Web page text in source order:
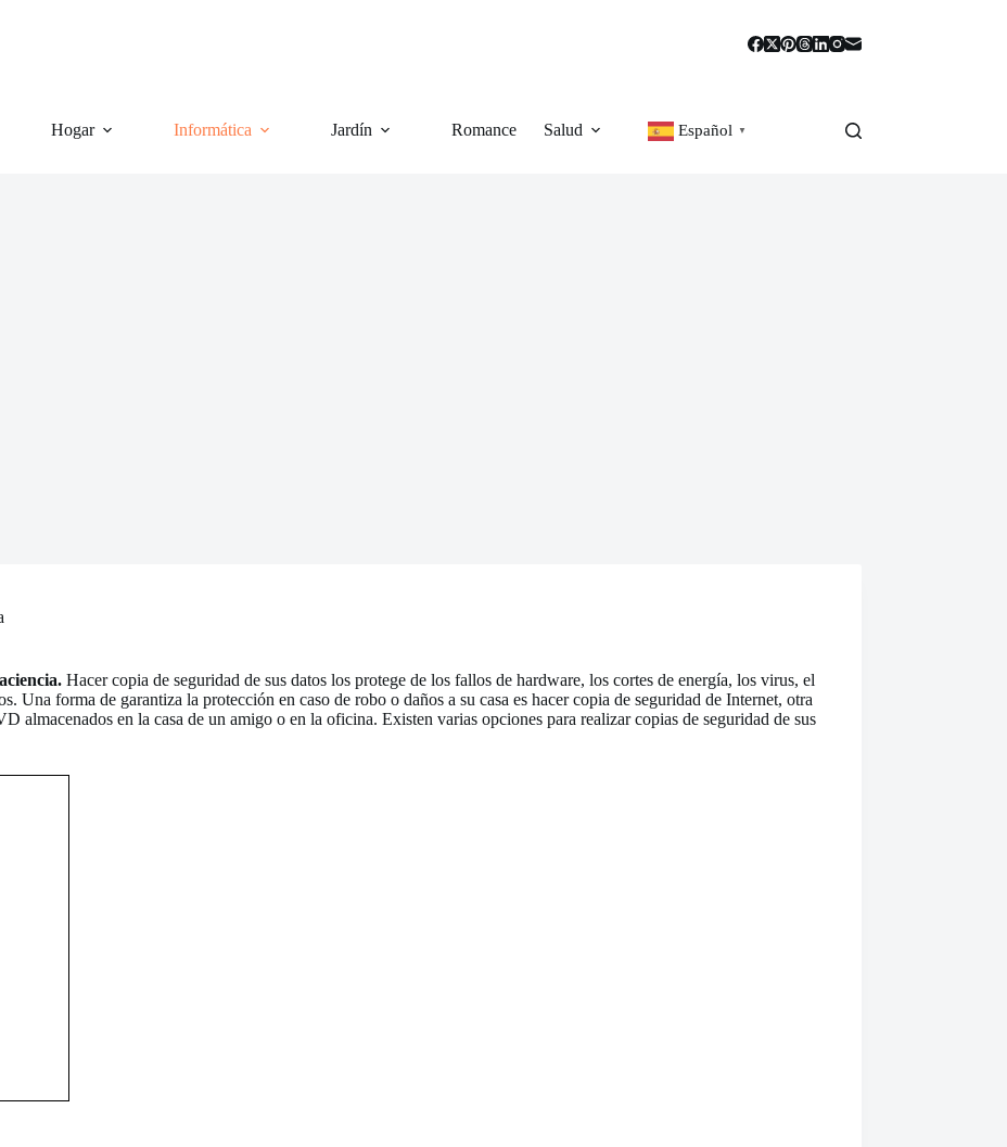
Hogar Informática Jardín Romance Salud Español ▼
Hacer copia de seguridad de sus datos los protege de los fallos de hardware, los cortes de energía, los virus, el
Una forma de garantiza la protección en caso de robo o daños a su casa es hacer copia de seguridad de Internet, otra
almacenados en la casa de un amigo o en la oficina. Existen varias opciones para realizar copias de seguridad de sus